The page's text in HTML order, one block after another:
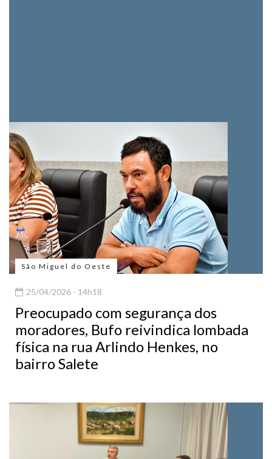
São Miguel do Oeste
25/04/2026 - 14h18
Preocupado com segurança dos
moradores, Bufo reivindica lombada
física na rua Arlindo Henkes, no
bairro Salete